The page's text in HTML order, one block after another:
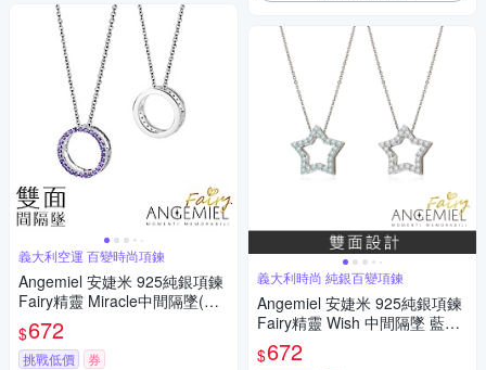
義大利空運 百變時尚項鍊
Angemiel 安婕米 925純銀項鍊
Fairy精靈 Miracle中間隔墜(紫
鑽.銀)
$672
挑戰低價 券
義大利時尚 純銀百變項鍊
Angemiel 安婕米 925純銀項鍊
Fairy精靈 Wish 中間隔墜 藍鑽.
白鑽
$672